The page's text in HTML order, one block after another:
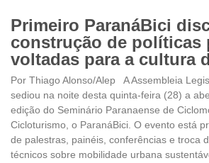
Primeiro ParanáBici
construção de políticas
voltadas para a cultura
Por Thiago Alonso/Alep A Assembleia
sediou na noite desta quinta-feira (28) a
edição do Seminário Paranaense de
Cicloturismo, o ParanáBici. O evento está
de palestras, painéis, conferências e troca
técnicos sobre mobilidade urbana